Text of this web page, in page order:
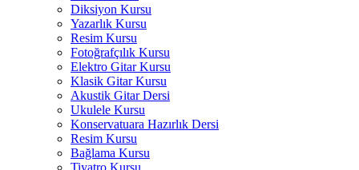
Diksiyon Kursu
Yazarlık Kursu
Resim Kursu
Fotoğrafçılık Kursu
Elektro Gitar Kursu
Klasik Gitar Kursu
Akustik Gitar Dersi
Ukulele Kursu
Konservatuara Hazırlık Dersi
Resim Kursu
Bağlama Kursu
Tiyatro Kursu